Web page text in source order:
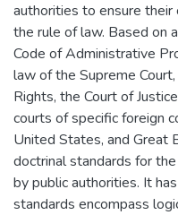
authorities to ensure
the rule of law. Based on
Code of Administrative
law of the Supreme
Rights, the Court of
courts of specific foreign
United States, and Great
doctrinal standards for
by public authorities. It
standards encompass